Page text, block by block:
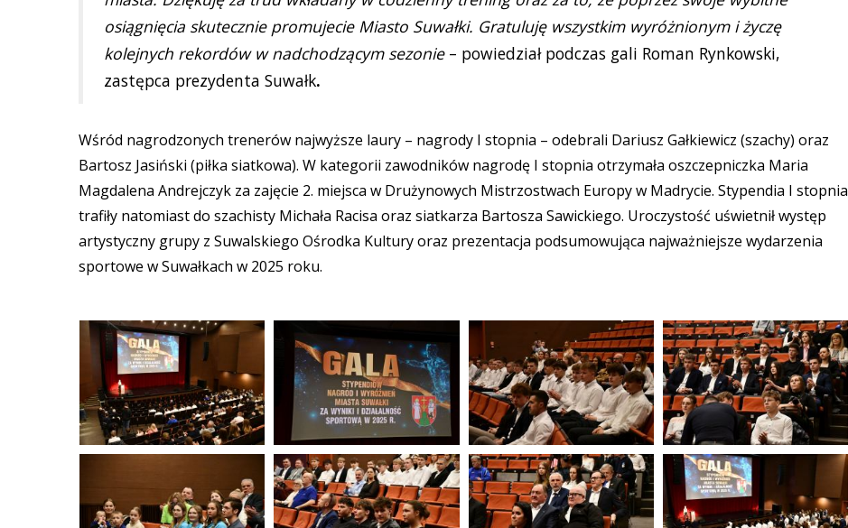
osiągnięcia skutecznie promujecie Miasto Suwałki. Gratuluję wszystkim wyróżnionym i życzę
kolejnych rekordów w nadchodzącym sezonie– powiedział podczas gali Roman Rynkowski,
zastępca prezydenta Suwałk.
Wśród nagrodzonych trenerów najwyższe laury – nagrody I stopnia – odebrali Dariusz Gałkiewicz (szachy) oraz
Bartosz Jasiński (piłka siatkowa). W kategorii zawodników nagrodę I stopnia otrzymała oszczepniczka Maria
Magdalena Andrejczyk za zajęcie 2. miejsca w Drużynowych Mistrzostwach Europy w Madrycie. Stypendia I stopnia
trafiły natomiast do szachisty Michała Racisa oraz siatkarza Bartosza Sawickiego. Uroczystość uświetnił występ
artystyczny grupy z Suwalskiego Ośrodka Kultury oraz prezentacja podsumowująca najważniejsze wydarzenia
sportowe w Suwałkach w 2025 roku.